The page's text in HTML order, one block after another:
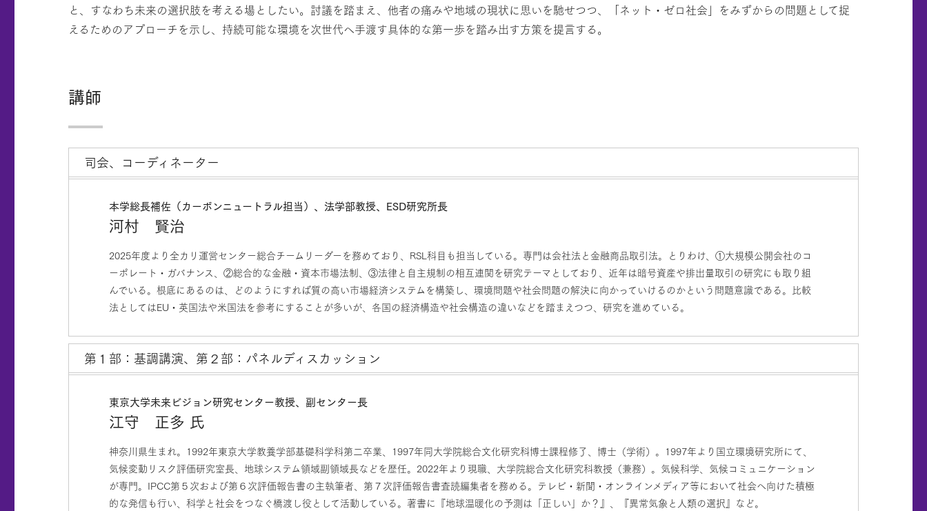
と、すなわち未来の選択肢を考える場としたい。討議を踏まえ、他者の痛みや地域の現状に思いを馳せつつ、「ネット・ゼロ社会」をみずからの問題として捉
えるためのアプローチを示し、持続可能な環境を次世代へ手渡す具体的な第一歩を踏み出す方策を提言する。
講師
司会、コーディネーター
本学総長補佐（カーボンニュートラル担当）、法学部教授、ESD研究所長
河村 賢治
2025年度より全カリ運営センター総合チームリーダーを務めており、RSL科目も担当している。専門は会社法と金融商品取引法。とりわけ、①大規模公開会社のコ
ーポレート・ガバナンス、②総合的な金融・資本市場法制、③法律と自主規制の相互連関を研究テーマとしており、近年は暗号資産や排出量取引の研究にも取り組
んでいる。根底にあるのは、どのようにすれば質の高い市場経済システムを構築し、環境問題や社会問題の解決に向かっていけるのかという問題意識である。比較
法としてはEU・英国法や米国法を参考にすることが多いが、各国の経済構造や社会構造の違いなどを踏まえつつ、研究を進めている。
第１部：基調講演、第２部：パネルディスカッション
東京大学未来ビジョン研究センター教授、副センター長
江守 正多 氏
神奈川県生まれ。1992年東京大学教養学部基礎科学科第二卒業、1997年同大学院総合文化研究科博士課程修了、博士（学術）。1997年より国立環境研究所にて、
気候変動リスク評価研究室長、地球システム領域副領域長などを歴任。2022年より現職、大学院総合文化研究科教授（兼務）。気候科学、気候コミュニケーション
が専門。IPCC第５次および第６次評価報告書の主執筆者、第７次評価報告書査読編集者を務める。テレビ・新聞・オンラインメディア等において社会へ向けた積極
的な発信も行い、科学と社会をつなぐ橋渡し役として活動している。著書に『地球温暖化の予測は「正しい」か？』、『異常気象と人類の選択』など。